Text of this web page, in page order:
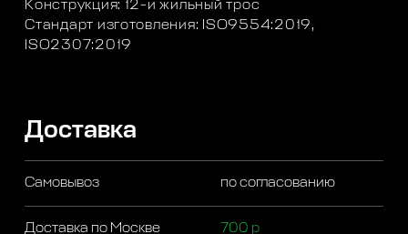
Конструкция: 12-и жильный трос
Стандарт изготовления: ISO9554:2019,
ISO2307:2019
Доставка
Самовывоз по согласованию
Доставка по Москве 700 р